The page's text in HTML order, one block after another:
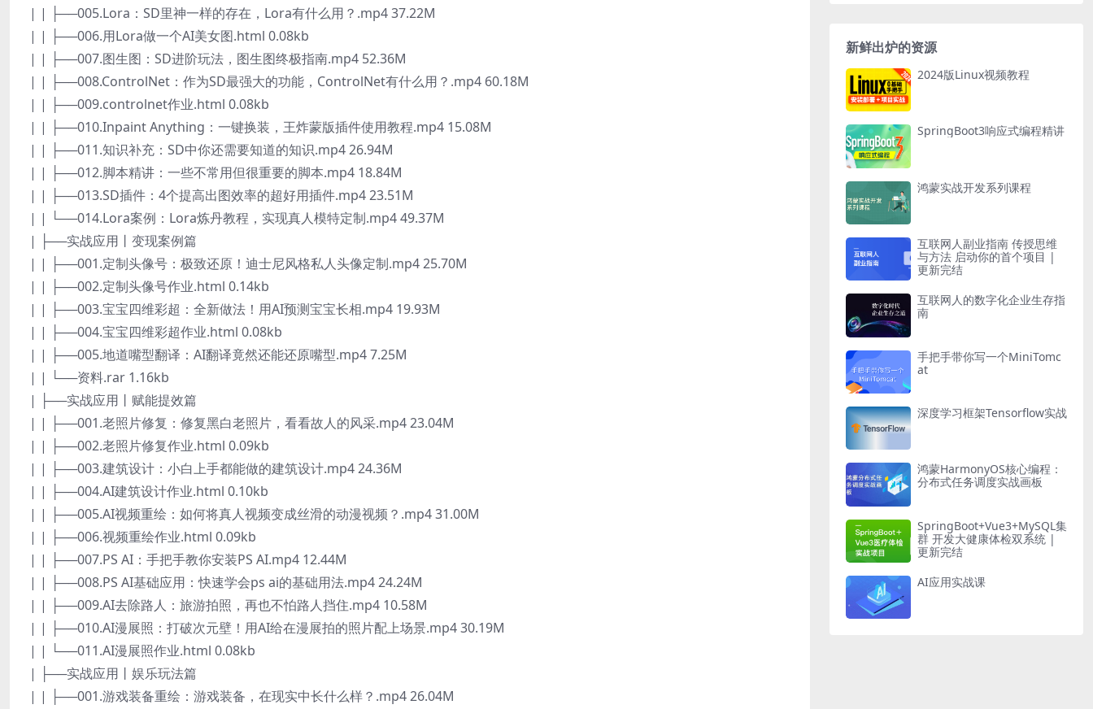
| | ├──005.Lora：SD里神一样的存在，Lora有什么用？.mp4 37.22M
| | ├──006.用Lora做一个AI美女图.html 0.08kb
| | ├──007.图生图：SD进阶玩法，图生图终极指南.mp4 52.36M
| | ├──008.ControlNet：作为SD最强大的功能，ControlNet有什么用？.mp4 60.18M
| | ├──009.controlnet作业.html 0.08kb
| | ├──010.Inpaint Anything：一键换装，王炸蒙版插件使用教程.mp4 15.08M
| | ├──011.知识补充：SD中你还需要知道的知识.mp4 26.94M
| | ├──012.脚本精讲：一些不常用但很重要的脚本.mp4 18.84M
| | ├──013.SD插件：4个提高出图效率的超好用插件.mp4 23.51M
| | └──014.Lora案例：Lora炼丹教程，实现真人模特定制.mp4 49.37M
| ├──实战应用丨变现案例篇
| | ├──001.定制头像号：极致还原！迪士尼风格私人头像定制.mp4 25.70M
| | ├──002.定制头像号作业.html 0.14kb
| | ├──003.宝宝四维彩超：全新做法！用AI预测宝宝长相.mp4 19.93M
| | ├──004.宝宝四维彩超作业.html 0.08kb
| | ├──005.地道嘴型翻译：AI翻译竟然还能还原嘴型.mp4 7.25M
| | └──资料.rar 1.16kb
| ├──实战应用丨赋能提效篇
| | ├──001.老照片修复：修复黑白老照片，看看故人的风采.mp4 23.04M
| | ├──002.老照片修复作业.html 0.09kb
| | ├──003.建筑设计：小白上手都能做的建筑设计.mp4 24.36M
| | ├──004.AI建筑设计作业.html 0.10kb
| | ├──005.AI视频重绘：如何将真人视频变成丝滑的动漫视频？.mp4 31.00M
| | ├──006.视频重绘作业.html 0.09kb
| | ├──007.PS AI：手把手教你安装PS AI.mp4 12.44M
| | ├──008.PS AI基础应用：快速学会ps ai的基础用法.mp4 24.24M
| | ├──009.AI去除路人：旅游拍照，再也不怕路人挡住.mp4 10.58M
| | ├──010.AI漫展照：打破次元壁！用AI给在漫展拍的照片配上场景.mp4 30.19M
| | └──011.AI漫展照作业.html 0.08kb
| ├──实战应用丨娱乐玩法篇
| | ├──001.游戏装备重绘：游戏装备，在现实中长什么样？.mp4 26.04M
新鲜出炉的资源
2024版Linux视频教程
SpringBoot3响应式编程精讲
鸿蒙实战开发系列课程
互联网人副业指南 传授思维
与方法 启动你的首个项目 |
更新完结
互联网人的数字化企业生存指
南
手把手带你写一个MiniTomc
at
深度学习框架Tensorflow实战
鸿蒙HarmonyOS核心编程：
分布式任务调度实战画板
SpringBoot+Vue3+MySQL集
群 开发大健康体检双系统 |
更新完结
AI应用实战课